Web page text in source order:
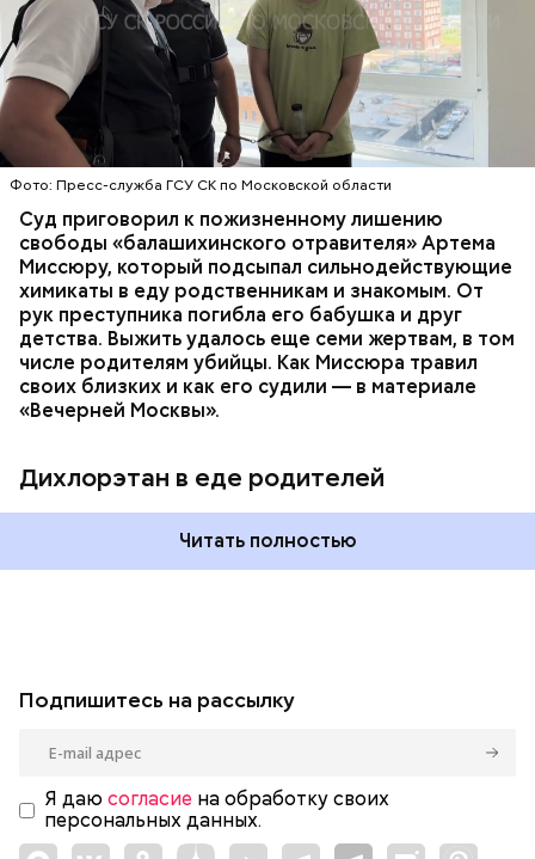
Фото: Пресс-служба ГСУ СК по Московской области
Суд приговорил к пожизненному лишению
свободы «балашихинского отравителя» Артема
Миссюру, который подсыпал сильнодействующие
химикаты в еду родственникам и знакомым. От
рук преступника погибла его бабушка и друг
детства. Выжить удалось еще семи жертвам, в том
числе родителям убийцы. Как Миссюра травил
своих близких и как его судили — в материале
«Вечерней Москвы».
Дихлорэтан в еде родителей
обратились в местную больницу с жалобами на
плохое самочувствие. Врачи не смогли поставить
им точный диагноз, после чего анализы
потерпевших направили на экспертизу. В них
специалисты обнаружили сильнодействующий
химикат дихлорэтан, который не мог попасть в
организм супругов случайно. То же самое вещество
нашли в еде, изъятой из квартиры пострадавших.
Видео: пресс-служба ГСУ СК по Московской области
Читать полностью
ОТРАВЛЕНИЯ БАЛАШИХА
РОДИТЕЛИ
СЛЕДСТВЕННЫЙ КОМИТЕТ
ЭКСПЕРТИЗЫ
Подпишитесь на рассылку
Я даю согласие на обработку своих
персональных данных.